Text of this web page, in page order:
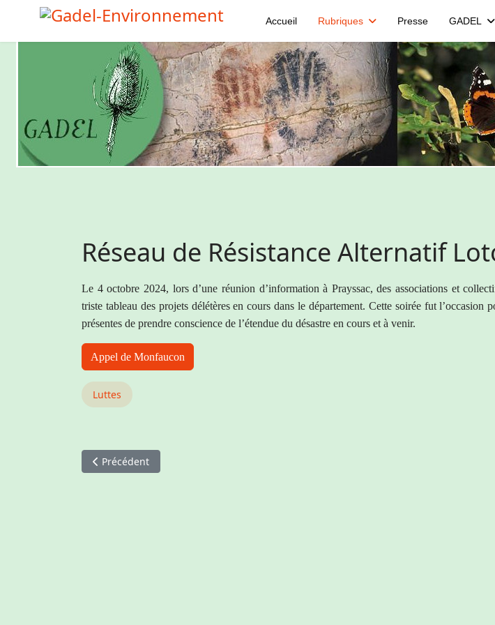
Accueil Rubriques Presse GADEL
Réseau de Résistance Alternatif
Le 4 octobre 2024, lors d’une réunion d’information à Prayssac, des associations et
triste tableau des projets délétères en cours dans le département. Cette soirée fut l’occasion
présentes de prendre conscience de l’étendue du désastre en cours et à venir.
Appel de Monfaucon
Luttes
Article précédent : Marche des résistances
Précédent